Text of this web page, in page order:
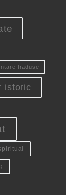
traduse
istoric